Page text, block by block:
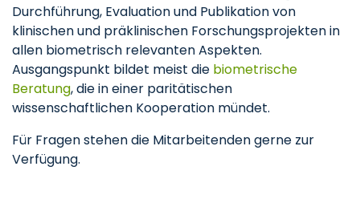
Durchführung, Evaluation und Publikation von
klinischen und präklinischen Forschungsprojekten in
allen biometrisch relevanten Aspekten.
Ausgangspunkt bildet meist die biometrische
Beratung, die in einer paritätischen
wissenschaftlichen Kooperation mündet.
Für Fragen stehen die Mitarbeitenden gerne zur
Verfügung.